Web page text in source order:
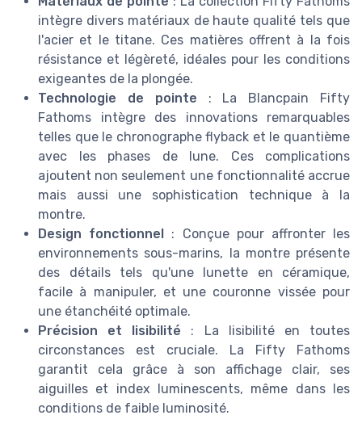
intègre divers matériaux de haute qualité tels que
l'acier et le titane. Ces matières offrent à la fois
résistance et légèreté, idéales pour les conditions
exigeantes de la plongée.
Technologie de pointe : La Blancpain Fifty
Fathoms intègre des innovations remarquables
telles que le chronographe flyback et le quantième
avec les phases de lune. Ces complications
ajoutent non seulement une fonctionnalité accrue
mais aussi une sophistication technique à la
montre.
Design fonctionnel
: Conçue pour affronter les
environnements sous-marins, la montre présente
des détails tels qu'une lunette en céramique,
facile à manipuler, et une couronne vissée pour
une étanchéité optimale.
Précision et lisibilité : La lisibilité en toutes
circonstances est cruciale. La Fifty Fathoms
garantit cela grâce à son affichage clair, ses
aiguilles et index luminescents, même dans les
conditions de faible luminosité.